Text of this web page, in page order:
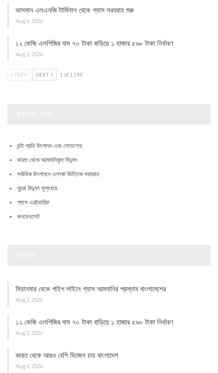
ভাসমান এলএনজি টার্মিনাল থেকে গ্যাস সরবরাহ শুরু
Aug 6, 2026
১২ কেজি এলপিজির দাম ৭০ টাকা বাড়িয়ে ১ হাজার ৫৯৮ টাকা নির্ধারণ
Aug 2, 2026
PREV NEXT 1 of 1,194
ঘন্টা প্রতি উৎপাদন এবং লোডশেড
ভারত থেকে আমদানিকৃত বিদ্যুৎ
সর্বাধিক উৎপাদনে এলাকা ভিত্তিক সরবরাহ
খুচরা বিদ্যুৎ মূল্যহার
গ্যাস এরট্যারিফ
কনডেনসেট
মিয়ানমার থেকে পাইপ লাইনে গ্যাস আমদানির প্রস্তাব বাংলাদেশের
Aug 2, 2026
১২ কেজি এলপিজির দাম ৭০ টাকা বাড়িয়ে ১ হাজার ৫৯৮ টাকা নির্ধারণ
Aug 2, 2026
ভারত থেকে আরও বেশি ডিজেল চায় বাংলাদেশ
Aug 6, 2026